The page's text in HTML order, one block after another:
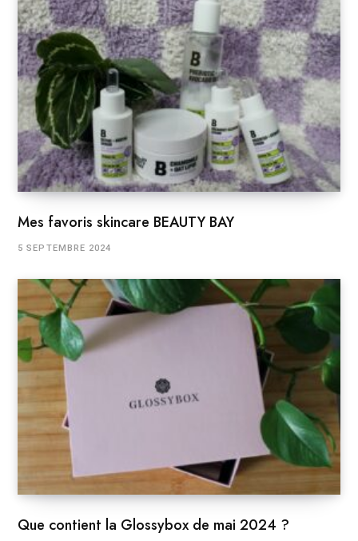
Mes favoris skincare BEAUTY BAY
5 SEPTEMBRE 2024
Que contient la Glossybox de mai 2024 ?